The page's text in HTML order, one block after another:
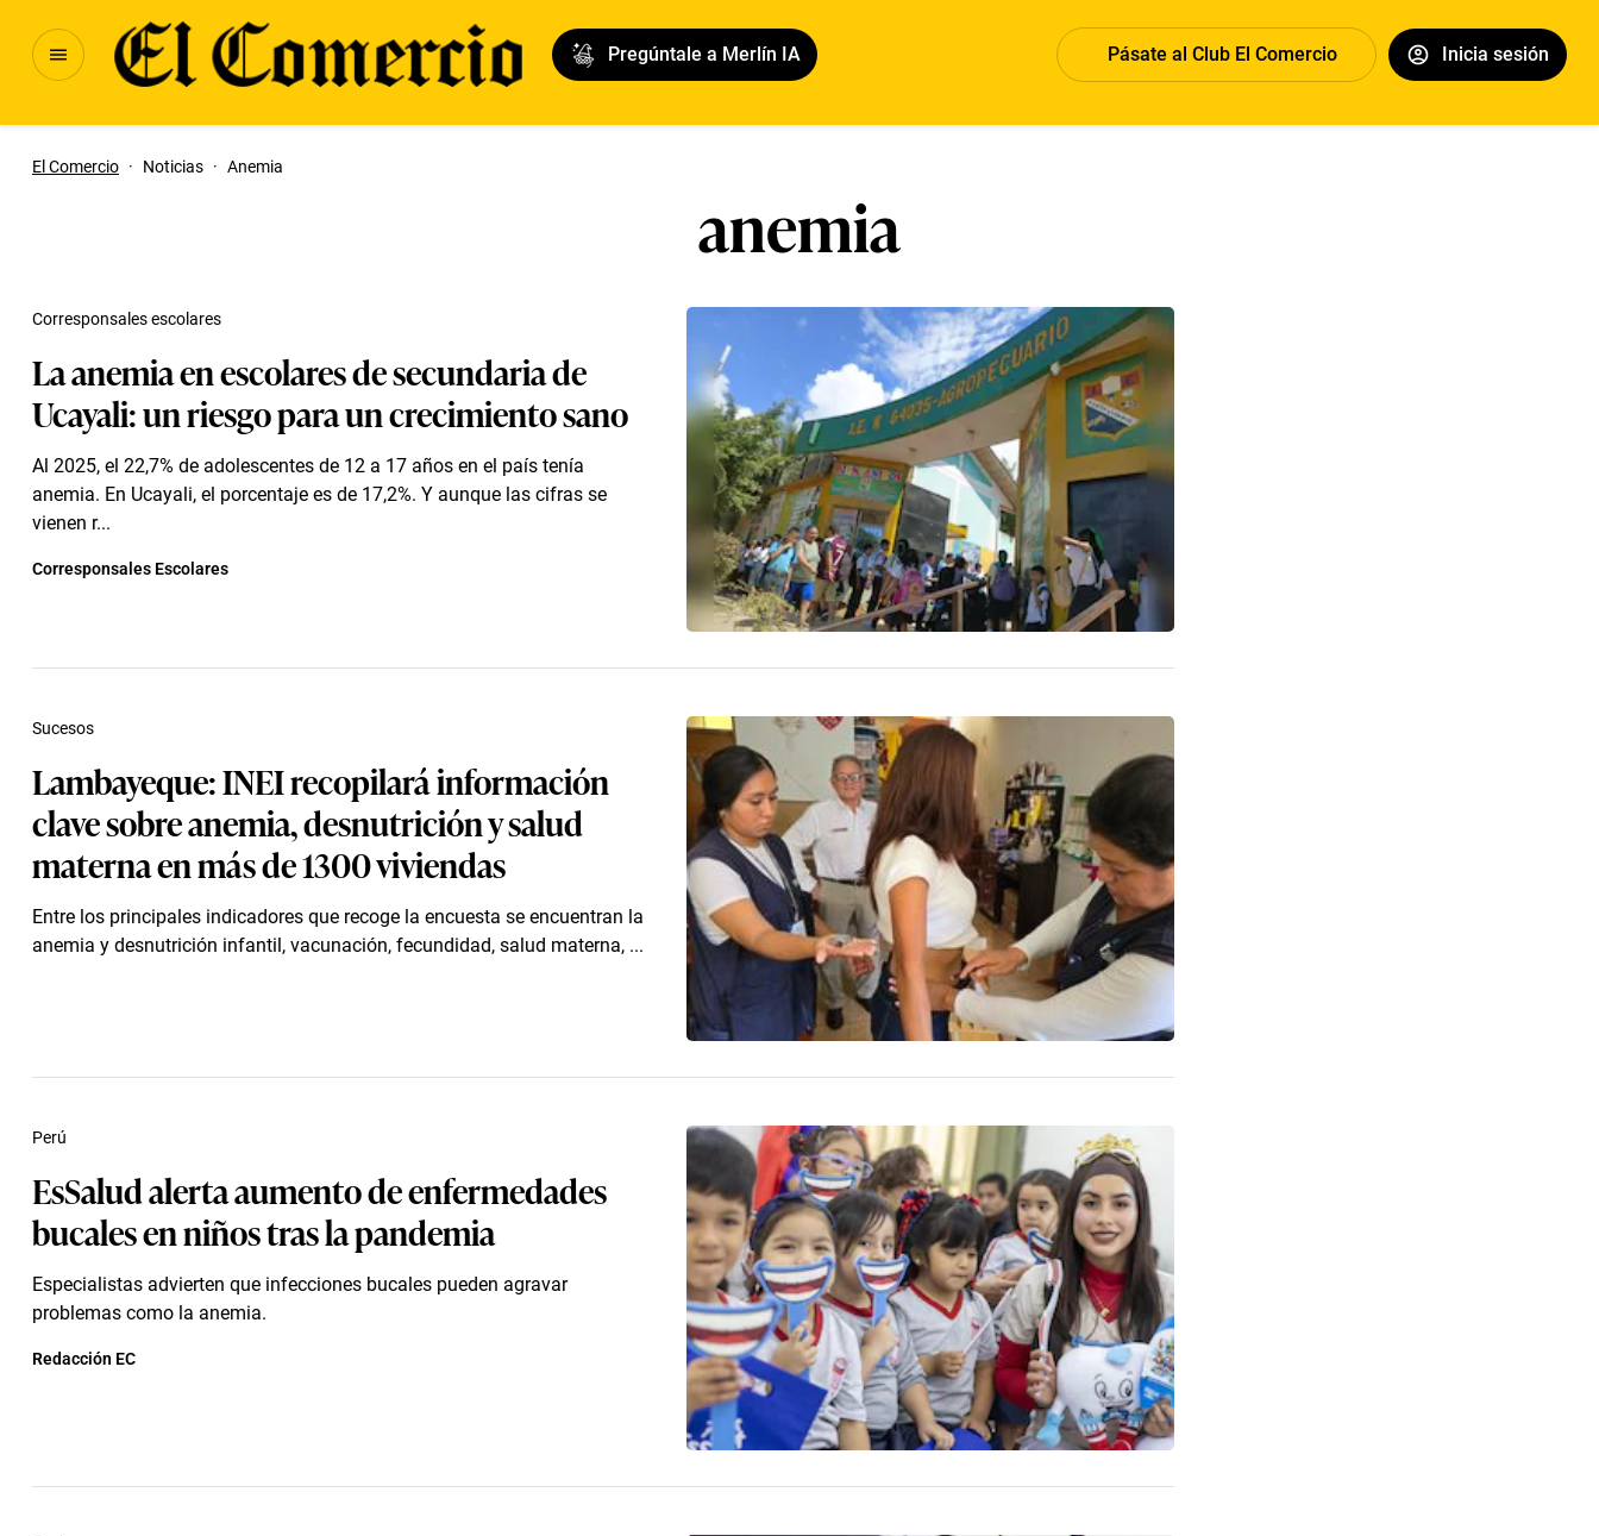
Pregúntale a Merlín IA Pásate al Club El Comercio Inicia sesión
El Comercio · Noticias · Anemia
anemia
La anemia en escolares de secundaria de
Ucayali: un riesgo para un crecimiento sano
Al 2025, el 22,7% de adolescentes de 12 a 17 años en el país tenía
anemia. En Ucayali, el porcentaje es de 17,2%. Y aunque las cifras se
vienen r...
Corresponsales escolares
Corresponsales Escolares
Lambayeque: INEI recopilará información
clave sobre anemia, desnutrición y salud
materna en más de 1300 viviendas
Entre los principales indicadores que recoge la encuesta se encuentran la
anemia y desnutrición infantil, vacunación, fecundidad, salud materna, ...
Sucesos
EsSalud alerta aumento de enfermedades
bucales en niños tras la pandemia
Especialistas advierten que infecciones bucales pueden agravar
problemas como la anemia.
Perú
Redacción EC